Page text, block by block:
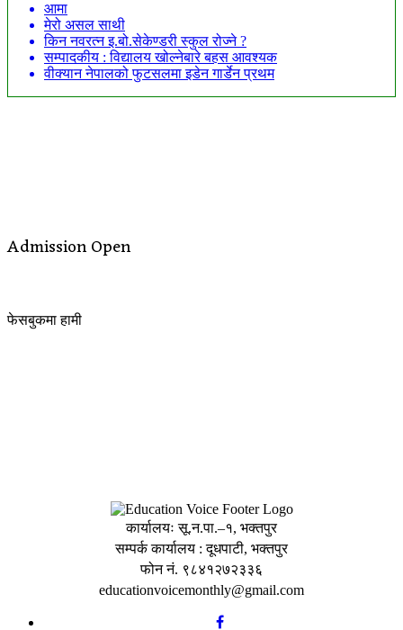
आमा
मेरो असल साथी
किन नवरत्न इ.बो.सेकेण्डरी स्कुल रोज्ने ?
सम्पादकीय : विद्यालय खोल्नेबारे बहस आवश्यक
वीक्यान नेपालको फुटसलमा इडेन गार्डेन प्रथम
Admission Open
फेसबुकमा हामी
कार्यालयः सू.न.पा.–१, भक्तपुर
सम्पर्क कार्यालय : दूधपाटी, भक्तपुर
फोन नं. ९८४१२७२३३६
educationvoicemonthly@gmail.com